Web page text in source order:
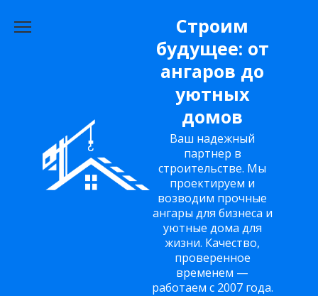
Строим
будущее: от
ангаров до
уютных
домов
Ваш надежный
партнер в
строительстве. Мы
проектируем и
возводим прочные
ангары для бизнеса и
уютные дома для
жизни. Качество,
проверенное
временем —
работаем с 2007 года.